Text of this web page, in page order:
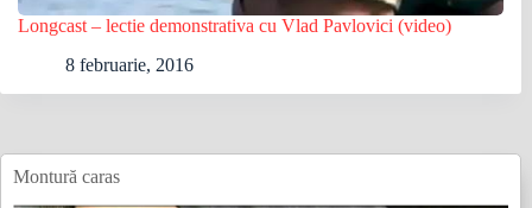
Longcast – lectie demonstrativa cu Vlad Pavlovici (video)
8 februarie, 2016
Montură caras